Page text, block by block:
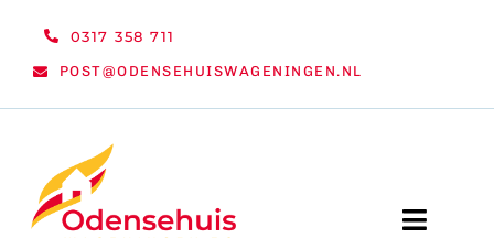
0317 358 711
POST@ODENSEHUISWAGENINGEN.NL